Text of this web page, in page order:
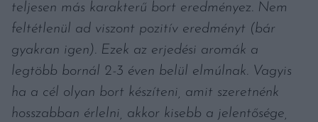
teljesen más karakterű bort eredményez. Nem
feltétlenül ad viszont pozitív eredményt (bár
gyakran igen). Ezek az erjedési aromák a
legtöbb bornál 2-3 éven belül elmúlnak. Vagyis
ha a cél olyan bort készíteni, amit szeretnénk
hosszabban érlelni, akkor kisebb a jelentősége,